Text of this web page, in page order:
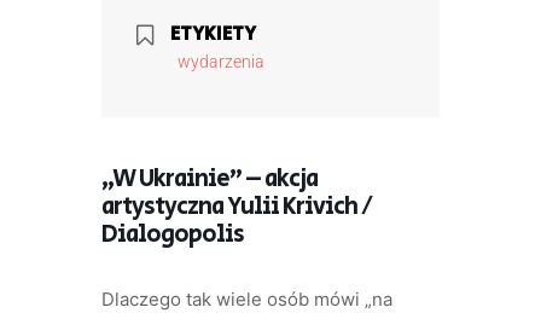
ETYKIETY
wydarzenia
„W Ukrainie” – akcja
artystyczna Yulii Krivich /
Dialogopolis
Dlaczego tak wiele osób mówi „na